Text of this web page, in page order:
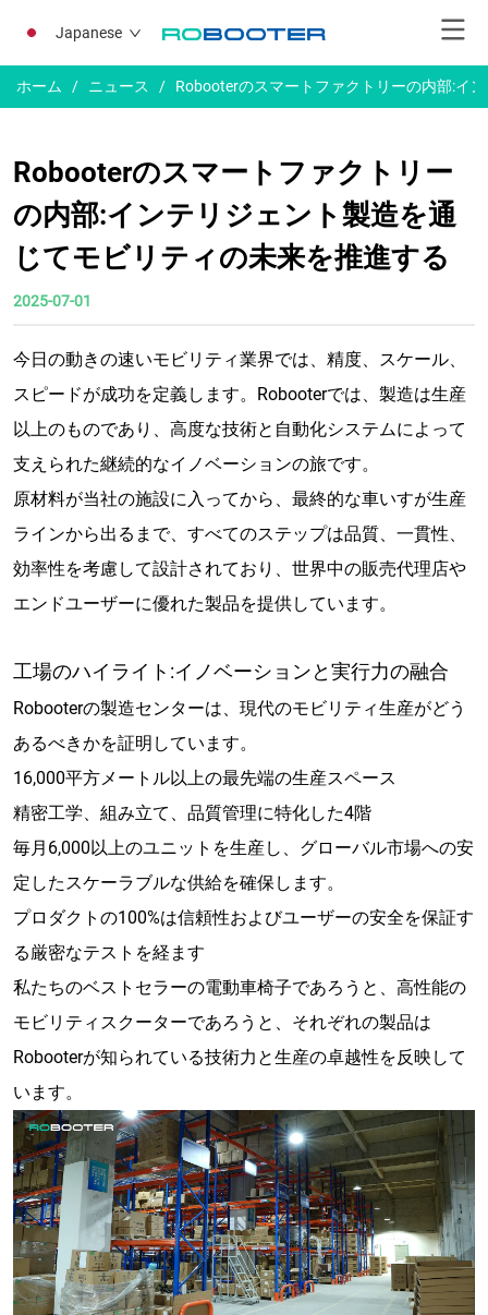
Japanese
ホーム / ニュース / Robooterのスマートファクトリーの内部:イ
Robooterのスマートファクトリー
の内部:インテリジェント製造を通
じてモビリティの未来を推進する
2025-07-01
今日の動きの速いモビリティ業界では、精度、スケール、
スピードが成功を定義します。Robooterでは、製造は生産
以上のものであり、高度な技術と自動化システムによって
支えられた継続的なイノベーションの旅です。
原材料が当社の施設に入ってから、最終的な車いすが生産
ラインから出るまで、すべてのステップは品質、一貫性、
効率性を考慮して設計されており、世界中の販売代理店や
エンドユーザーに優れた製品を提供しています。
工場のハイライト:イノベーションと実行力の融合
Robooterの製造センターは、現代のモビリティ生産がどう
あるべきかを証明しています。
16,000平方メートル以上の最先端の生産スペース
精密工学、組み立て、品質管理に特化した4階
毎月6,000以上のユニットを生産し、グローバル市場への安
定したスケーラブルな供給を確保します。
プロダクトの100%は信頼性およびユーザーの安全を保証す
る厳密なテストを経ます
私たちのベストセラーの電動車椅子であろうと、高性能の
モビリティスクーターであろうと、それぞれの製品は
Robooterが知られている技術力と生産の卓越性を反映して
います。